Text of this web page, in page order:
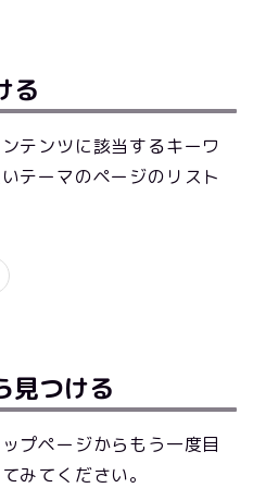
る
テンツに該当するキーワ
テーマのページのリスト
見つける
プページからもう一度目
みてください。